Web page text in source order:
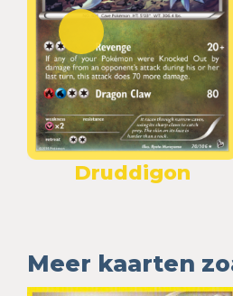
Druddigon
Meer kaarten